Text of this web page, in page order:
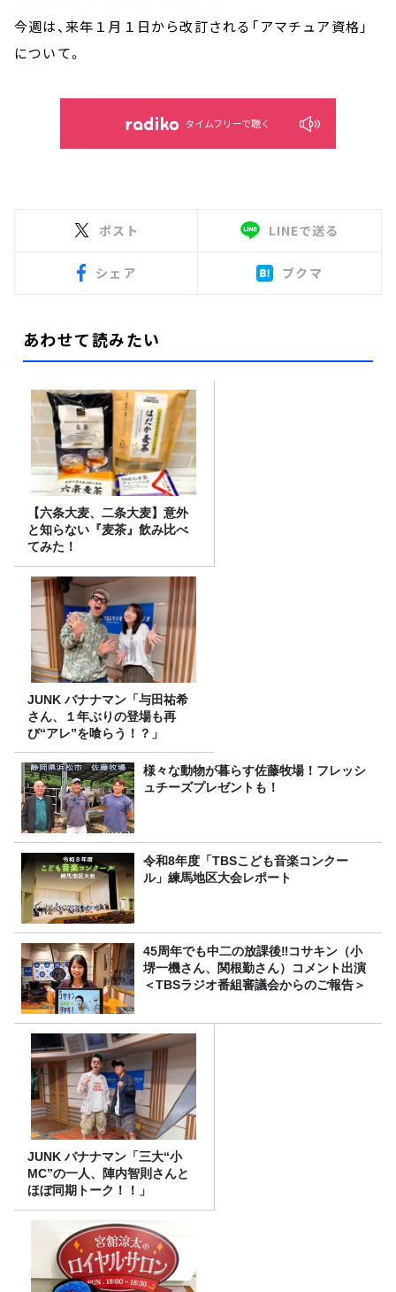
今週は、来年１月１日から改訂される「アマチュア資格」
について。
タイムフリーで聴く
ポスト LINEで送る
シェア ブクマ
あわせて読みたい
【六条大麦、二条大麦】意外
と知らない『麦茶』飲み比べ
てみた！
JUNK バナナマン「与田祐希
さん、１年ぶりの登場も再
び“アレ”を喰らう！？」
様々な動物が暮らす佐藤牧場！フレッシ
ュチーズプレゼントも！
令和8年度「TBSこども音楽コンクー
ル」練馬地区大会レポート
45周年でも中二の放課後‼コサキン（小
堺一機さん、関根勤さん）コメント出演
＜TBSラジオ番組審議会からのご報告＞
JUNK バナナマン「三大“小
MC”の一人、陣内智則さんと
ほぼ同期トーク！！」